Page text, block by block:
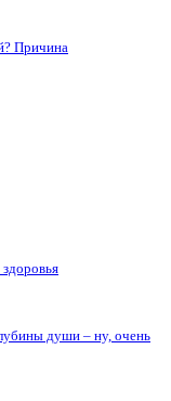
Причина
души – ну, очень